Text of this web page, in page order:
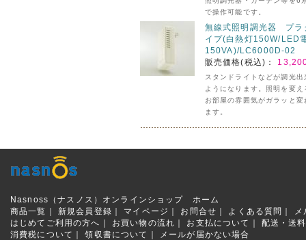
で操作可能です。
無線式照明調光器 プラ
イプ(白熱灯150W/LED
150VA)/LC6000D-02
販売価格(税込)：
スタンドライトなどが調光出
ようになります。照明を変え
お部屋の雰囲気がガラッと変
ます。
Nasnoss（ナスノス）オンラインショップ ホーム
商品一覧｜
新規会員登録｜ マイページ｜ お問合せ｜ よくある質問 ｜
はじめてご利用の方へ｜
お買い物の流れ｜ お支払について｜
配送・送
消費税について｜
領収書について｜ メールが届かない場合